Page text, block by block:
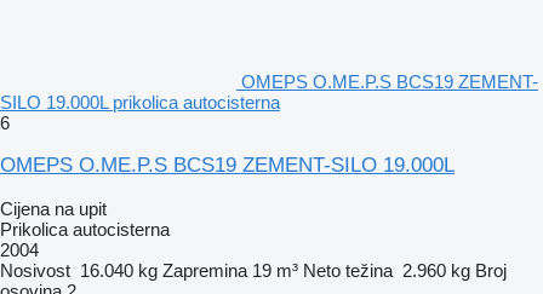
OMEPS O.ME.P.S BCS19 ZEMENT-
SILO 19.000L prikolica autocisterna
6
OMEPS O.ME.P.S BCS19 ZEMENT-SILO 19.000L
Cijena na upit
Prikolica autocisterna
2004
Nosivost 16.040 kg Zapremina 19 m³ Neto težina 2.960 kg Broj